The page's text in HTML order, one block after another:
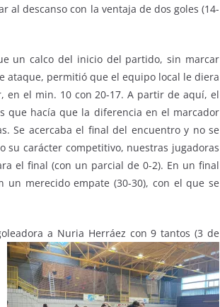
al descanso con la ventaja de dos goles (14-
un calco del inicio del partido, sin marcar
ataque, permitió que el equipo local le diera
en el min. 10 con 20-17. A partir de aquí, el
que hacía que la diferencia en el marcador
Se acercaba el final del encuentro y no se
su carácter competitivo, nuestras jugadoras
el final (con un parcial de 0-2). En un final
merecido empate (30-30), con el que se
a Nuria Herráez con 9 tantos (3 de